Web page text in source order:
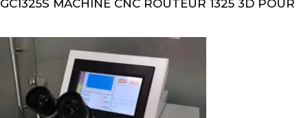
GC1325S MACHINE CNC ROUTEUR 1325 3D POUR